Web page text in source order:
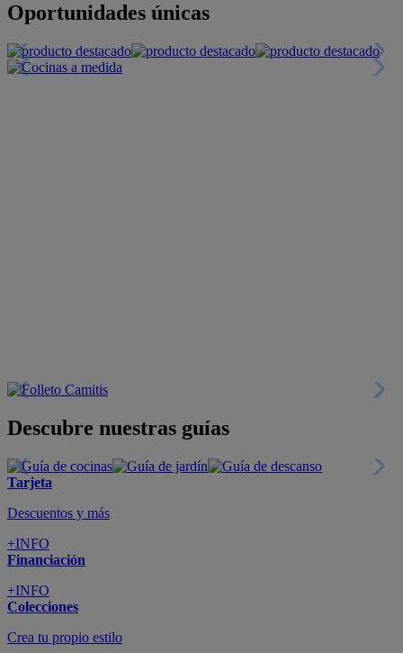
Oportunidades únicas
Descubre nuestras guías
Tarjeta
Descuentos y más
+INFO
Financiación
+INFO
Colecciones
Crea tu propio estilo